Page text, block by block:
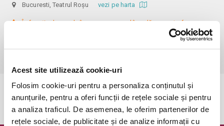
Acest site utilizează cookie-uri
Folosim cookie-uri pentru a personaliza conținutul și
anunțurile, pentru a oferi funcții de rețele sociale și pentru
a analiza traficul. De asemenea, le oferim partenerilor de
rețele sociale, de publicitate și de analize informații cu
Bucuresti, Teatrul Roșu vezi pe harta
În funcție de ora de începere, accesul în sală se poate face cu o
oră / cu 40 minute mai devreme, fiind permis cu până la 10 minute
Evenimentul a expirat.